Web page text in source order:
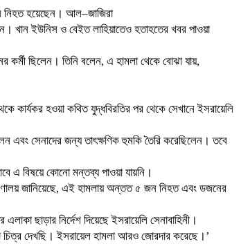
নিহত হয়েছেন। আল–জাজিরা
খান ইউনিস ও বেইত লাহিয়াতেও হতাহতের খবর পাওয়া
কর্মী ছিলেন। তিনি বলেন, এ হামলা থেকে বোঝা যায়,
কার্যকর হওয়া কথিত যুদ্ধবিরতির পর থেকে সেখানে ইসরায়েলি
এবং সেনাদের জন্য তাৎক্ষণিক হুমকি তৈরি করেছিলেন। তবে
এ বিষয়ে কোনো মন্তব্য পাওয়া যায়নি।
জানিয়েছে, এই হামলায় অন্তত ৫ জন নিহত এবং ডজনের
ছাড়ার নির্দেশ দিয়েছে ইসরায়েলি সেনাবাহিনী।
চিত্র দেখছি। ইসরায়েল হামলা আরও জোরদার করেছে।’